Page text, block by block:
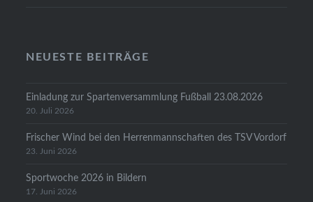
NEUESTE BEITRÄGE
Einladung zur Spartenversammlung Fußball 23.08.2026
20. Juli 2026
Frischer Wind bei den Herrenmannschaften des TSV Vordorf
23. Juni 2026
Sportwoche 2026 in Bildern
17. Juni 2026